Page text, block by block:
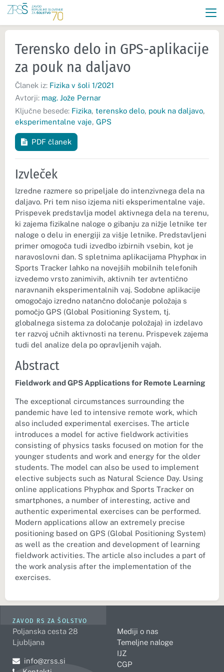
Terensko delo in GPS-aplikacije
za pouk na daljavo
Članek iz: Fizika v šoli 1/2021
Avtorji: mag. Jože Pernar
Ključne besede: Fizika, terensko delo, pouk na daljavo,
eksperimentalne vaje, GPS
PDF članek
Izvleček
Izredne razmere so pripeljale do intenzivnega dela na
daljavo. Pri tem niso izjema niti eksperimentalne vaje.
Prispevek predstavlja model aktivnega dela na terenu,
ki zajema fizikalne naloge o gibanju za nižje letnike ter
naloge o delu in energiji za višje letnike. Predstavljeni
primer omogoča tudi izvedbo izbirnih vsebin, kot je
naravoslovni dan. S spletnima aplikacijama Phyphox in
Sports Tracker lahko na novejših mobilnih telefonih
izvedemo vrsto zanimivih, aktivnih ter avtentično
naravnanih eksperimentalnih vaj. Sodobne aplikacije
omogočajo izredno natančno določanje položaja s
pomočjo GPS (Global Positioning System, tj.
globalnega sistema za določanje položaja) in izdelavo
ter razvoj učnih aktivnosti na terenu. Prispevek zajema
tudi del analize dela po opravljenih vajah.
Abstract
Fieldwork and GPS Applications for Remote Learning
The exceptional circumstances surrounding the
pandemic have led to intensive remote work, which
also included experimental exercises. The article
introduces a model for active fieldwork activities
consisting of physics tasks focused on motion for the
younger students and work and energy for the older
students. The model can also be used to implement
elective subjects such as Natural Science Day. Using
online applications Phyphox and Sports Tracker on
smartphones, a number of interesting, active and
authentic experimental exercises can be performed.
Modern applications allow an extremely precise
positioning based on GPS (Global Positioning System)
as well as the creation and development of learning
fieldwork activities. The article also includes a part of
the work analysis after the implementation of the
exercises.
ZAVOD RS ZA ŠOLSTVO
Poljanska cesta 28
Ljubljana
Pošljite e-mail na
info@zrss.si
Mediji o nas
Temeljne naloge
IJZ
CGP